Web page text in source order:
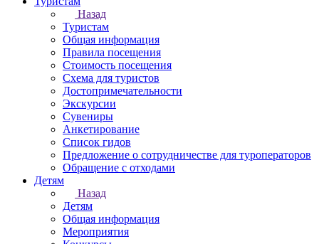
Назад
Туристам
Общая информация
Правила посещения
Стоимость посещения
Схема для туристов
Достопримечательности
Экскурсии
Сувениры
Анкетирование
Список гидов
Предложение о сотрудничестве для туроператоров
Обращение с отходами
Детям
Назад
Детям
Общая информация
Мероприятия